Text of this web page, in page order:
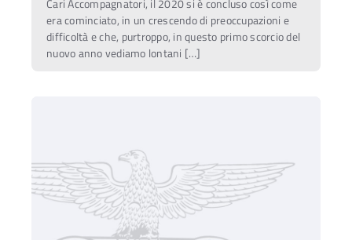
Cari Accompagnatori, il 2020 si è concluso così come
era cominciato, in un crescendo di preoccupazioni e
difficoltà e che, purtroppo, in questo primo scorcio del
nuovo anno vediamo lontani […]